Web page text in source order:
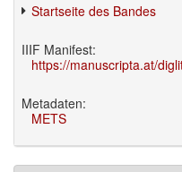
Startseite des Bandes
IIIF Manifest:
https://manuscripta.at/
Metadaten:
METS